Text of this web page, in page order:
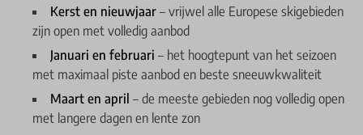
Kerst en nieuwjaar – vrijwel alle Europese skigebieden
zijn open met volledig aanbod
Januari en februari – het hoogtepunt van het seizoen
met maximaal piste aanbod en beste sneeuwkwaliteit
Maart en april – de meeste gebieden nog volledig open
met langere dagen en lente zon